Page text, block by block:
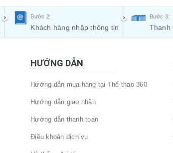
Bước 2:
Khách hàng nhập thông tin
Bước 3:
Thanh
HƯỚNG DẪN
Hướng dẫn mua hàng tại Thể thao 360
Hướng dẫn giao nhận
Hướng dẫn thanh toán
Điều khoản dịch vụ